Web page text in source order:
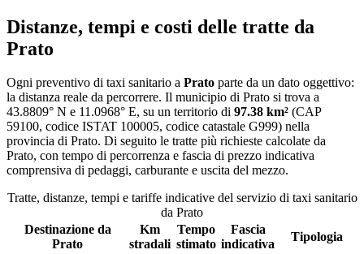
Distanze, tempi e costi delle tratte da
Prato
Ogni preventivo di taxi sanitario a Prato parte da un dato oggettivo:
la distanza reale da percorrere. Il municipio di Prato si trova a
43.8809° N e 11.0968° E, su un territorio di 97.38 km² (CAP
59100, codice ISTAT 100005, codice catastale G999) nella
provincia di Prato. Di seguito le tratte più richieste calcolate da
Prato, con tempo di percorrenza e fascia di prezzo indicativa
comprensiva di pedaggi, carburante e uscita del mezzo.
Tratte, distanze, tempi e tariffe indicative del servizio di taxi sanitario
da Prato
Destinazione da
Prato
Km
stradali
Tempo
stimato
Fascia
indicativa
Tipologia